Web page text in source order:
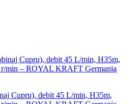
Cupru), debit 45 L/min, H35m,